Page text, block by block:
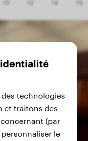
technologies
et traitons des
(par
le